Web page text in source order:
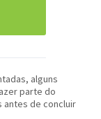
alguns
parte do
antes de concluir